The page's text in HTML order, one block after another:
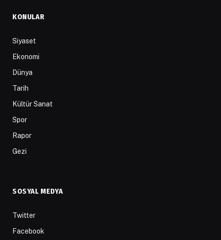
KONULAR
Siyaset
Ekonomi
Dünya
Tarih
Kültür Sanat
Spor
Rapor
Gezi
SOSYAL MEDYA
Twitter
Facebook